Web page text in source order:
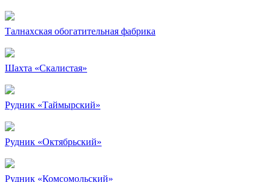
Талнахская обогатительная фабрика
Шахта «Скалистая»
Рудник «Таймырский»
Рудник «Октябрьский»
Рудник «Комсомольский»